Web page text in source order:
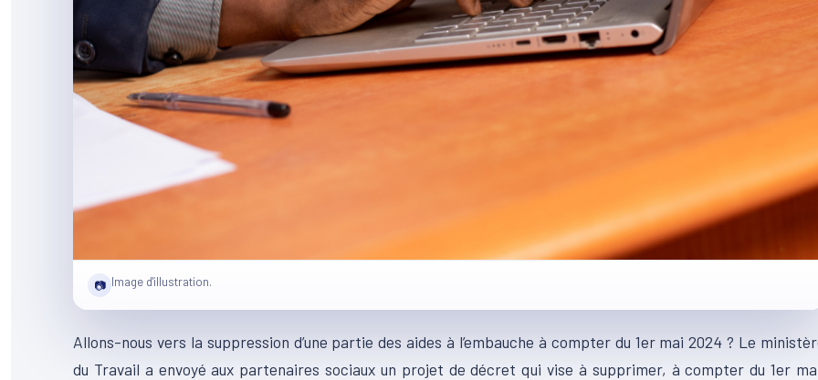
📷 Image d'illustration.
Allons-nous vers la suppression d’une partie des aides à l’embauche à compter du 1er mai 2024 ? Le
du Travail a envoyé aux partenaires sociaux un projet de décret qui vise à supprimer, à compter du 1er